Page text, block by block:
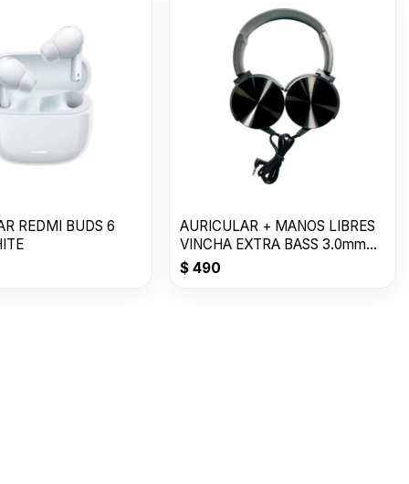
REDMI BUDS 6
AURICULAR + MANOS LIBRES
VINCHA EXTRA BASS 3.0mm
MDR-XB450AP
$ 490